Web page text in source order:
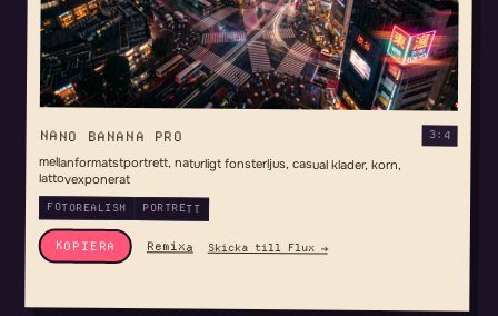
NANO BANANA PRO 3:4
mellanformatstportrett, naturligt fonsterljus, casual klader, korn,
lattovexponerat
FOTOREALISM PORTRETT
KOPIERA Remixa Skicka till Flux →